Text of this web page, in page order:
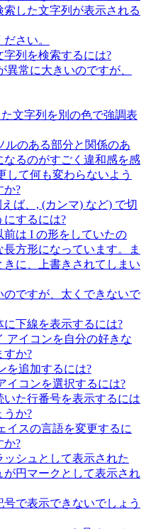
した文字列が表示される
さい。
列を検索するには?
常に大きいのですが、
文字列を別の色で強調表
のある部分と関係のあ
なるのがすごく違和感を感
して何も変わらないよう
か?
ば、, (カンマ) など) で切
にするには?
前は I の形をしていたの
方形になっています。ま
に、上書きされてしまい
のですが、太くできないで
下線を表示するには?
アイコンを自分の好きな
すか?
を追加するには?
イコンを選択するには?
た行番号を表示するには
うか?
イスの言語を変更するに
か?
シュとして表示された
が円マークとして表示され
で表示できないでしょう